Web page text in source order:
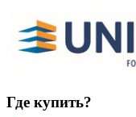
Где купить?